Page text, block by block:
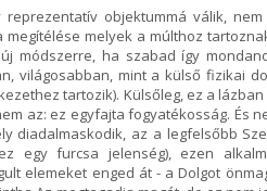
objektummá válik, nem
melyek a múlthoz
módszerre, ha szabad így
világosabban, mint a külső fizikai
tartozik). Külsőleg, ez a
az: ez egyfajta fogyatékosság. És
diadalmaskodik, az a legfelsőbb
egy furcsa jelenség), ezen
elemeket enged át - a Dolgot